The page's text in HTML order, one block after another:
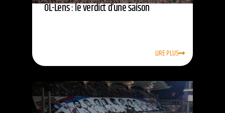
OL-Lens : le verdict d’une saison
LIRE PLUS